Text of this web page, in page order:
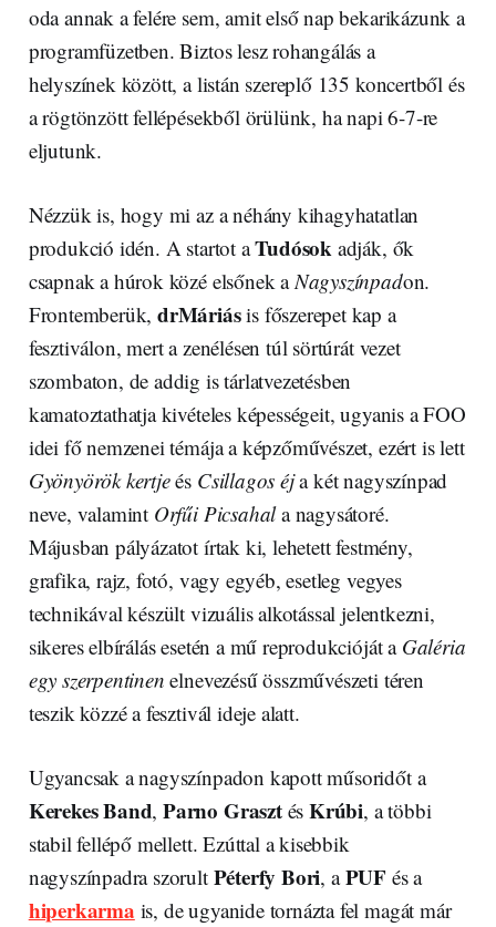
oda annak a felére sem, amit első nap bekarikázunk a
programfüzetben. Biztos lesz rohangálás a
helyszínek között, a listán szereplő 135 koncertből és
a rögtönzött fellépésekből örülünk, ha napi 6-7-re
eljutunk.
Nézzük is, hogy mi az a néhány kihagyhatatlan
produkció idén. A startot aTudósok adják, ők
csapnak a húrok közé elsőnek aNagyszínpadon.
Frontemberük,drMáriásis főszerepet kap a
fesztiválon, mert a zenélésen túl sörtúrát vezet
szombaton, de addig is tárlatvezetésben
kamatoztathatja kivételes képességeit, ugyanis a FOO
idei fő nemzenei témája a képzőművészet, ezért is lett
Gyönyörök kertjeés Csillagos éja két nagyszínpad
neve, valamint Orfűi Picsahala nagysátoré.
Májusban pályázatot írtak ki, lehetett festmény,
grafika, rajz, fotó, vagy egyéb, esetleg vegyes
technikával készült vizuális alkotással jelentkezni,
sikeres elbírálás esetén a mű reprodukcióját a Galéria
egy szerpentinen elnevezésű összművészeti téren
teszik közzé a fesztivál ideje alatt.
Ugyancsak a nagyszínpadon kapott műsoridőt a
Kerekes Band,Parno GrasztésKrúbi, a többi
stabil fellépő mellett. Ezúttal a kisebbik
nagyszínpadra szorult Péterfy Bori, aPUF és a
hiperkarma is, de ugyanide tornázta fel magát már